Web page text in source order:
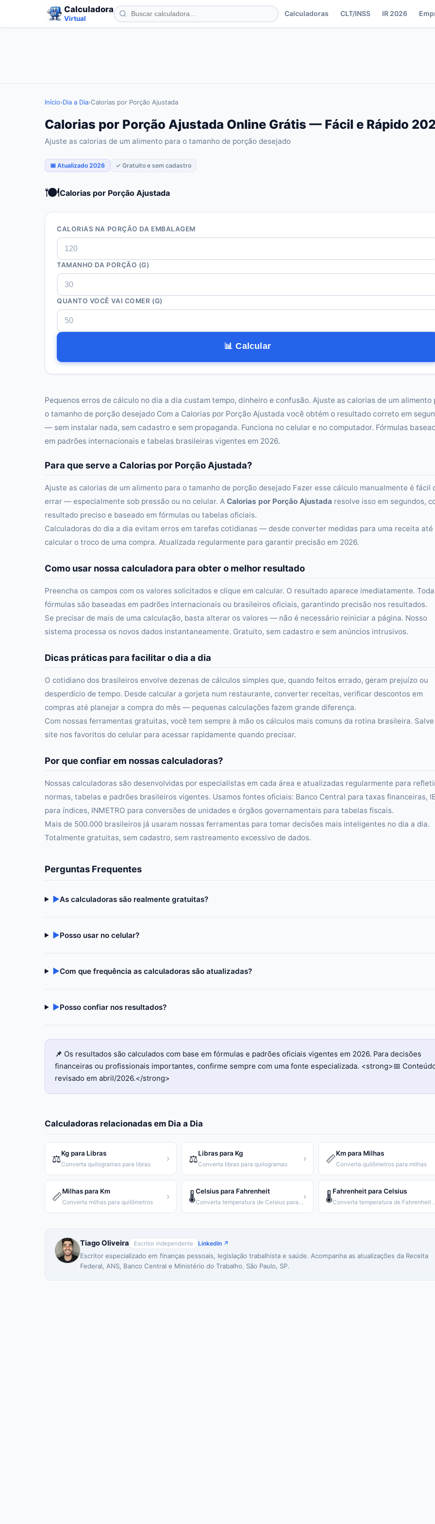
Calculadora
Virtual
Calculadoras CLT/INSS IR 2026
Início›Dia a Dia›Calorias por Porção Ajustada
Calorias por Porção Ajustada Online Grátis — Fácil e Rápido
Ajuste as calorias de um alimento para o tamanho de porção desejado
📅 Atualizado 2026 ✓ Gratuito e sem cadastro
🍽️Calorias por Porção Ajustada
CALORIAS NA PORÇÃO DA EMBALAGEM
TAMANHO DA PORÇÃO (G)
QUANTO VOCÊ VAI COMER (G)
📊 Calcular
Pequenos erros de cálculo no dia a dia custam tempo, dinheiro e confusão. Ajuste as calorias de um alimento
o tamanho de porção desejado Com a Calorias por Porção Ajustada você obtém o resultado correto em
— sem instalar nada, sem cadastro e sem propaganda. Funciona no celular e no computador. Fórmulas
em padrões internacionais e tabelas brasileiras vigentes em 2026.
Para que serve a Calorias por Porção Ajustada?
Ajuste as calorias de um alimento para o tamanho de porção desejado Fazer esse cálculo manualmente é fácil
errar — especialmente sob pressão ou no celular. A Calorias por Porção Ajustada resolve isso em segundos,
resultado preciso e baseado em fórmulas ou tabelas oficiais.
Calculadoras do dia a dia evitam erros em tarefas cotidianas — desde converter medidas para uma receita até
calcular o troco de uma compra. Atualizada regularmente para garantir precisão em 2026.
Como usar nossa calculadora para obter o melhor resultado
Preencha os campos com os valores solicitados e clique em calcular. O resultado aparece imediatamente.
fórmulas são baseadas em padrões internacionais ou brasileiros oficiais, garantindo precisão nos resultados.
Se precisar de mais de uma calculação, basta alterar os valores — não é necessário reiniciar a página. Nosso
sistema processa os novos dados instantaneamente. Gratuito, sem cadastro e sem anúncios intrusivos.
Dicas práticas para facilitar o dia a dia
O cotidiano dos brasileiros envolve dezenas de cálculos simples que, quando feitos errado, geram prejuízo ou
desperdício de tempo. Desde calcular a gorjeta num restaurante, converter receitas, verificar descontos em
compras até planejar a compra do mês — pequenas calculações fazem grande diferença.
Com nossas ferramentas gratuitas, você tem sempre à mão os cálculos mais comuns da rotina brasileira.
site nos favoritos do celular para acessar rapidamente quando precisar.
Por que confiar em nossas calculadoras?
Nossas calculadoras são desenvolvidas por especialistas em cada área e atualizadas regularmente para
normas, tabelas e padrões brasileiros vigentes. Usamos fontes oficiais: Banco Central para taxas financeiras,
para índices, INMETRO para conversões de unidades e órgãos governamentais para tabelas fiscais.
Mais de 500.000 brasileiros já usaram nossas ferramentas para tomar decisões mais inteligentes no dia a dia.
Totalmente gratuitas, sem cadastro, sem rastreamento excessivo de dados.
Perguntas Frequentes
▶As calculadoras são realmente gratuitas?
▶Posso usar no celular?
▶Com que frequência as calculadoras são atualizadas?
▶Posso confiar nos resultados?
📌 Os resultados são calculados com base em fórmulas e padrões oficiais vigentes em 2026. Para decisões
financeiras ou profissionais importantes, confirme sempre com uma fonte especializada. <strong>📅
revisado em abril/2026.</strong>
Calculadoras relacionadas em Dia a Dia
⚖️Kg para Libras
Converta quilogramas para libras
› ⚖️Libras para Kg
Converta libras para quilogramas
› 📏Km para Milhas
Converta quilômetros para milhas
📏Milhas para Km
Converta milhas para quilômetros
› 🌡️Celsius para Fahrenheit
Converta temperatura de Celsius para Fahrenheit
› 🌡️Fahrenheit para Celsius
Converta
Tiago Oliveira Escritor independente LinkedIn ↗
Escritor especializado em finanças pessoais, legislação trabalhista e saúde. Acompanha as atualizações da Receita
Federal, ANS, Banco Central e Ministério do Trabalho. São Paulo, SP.